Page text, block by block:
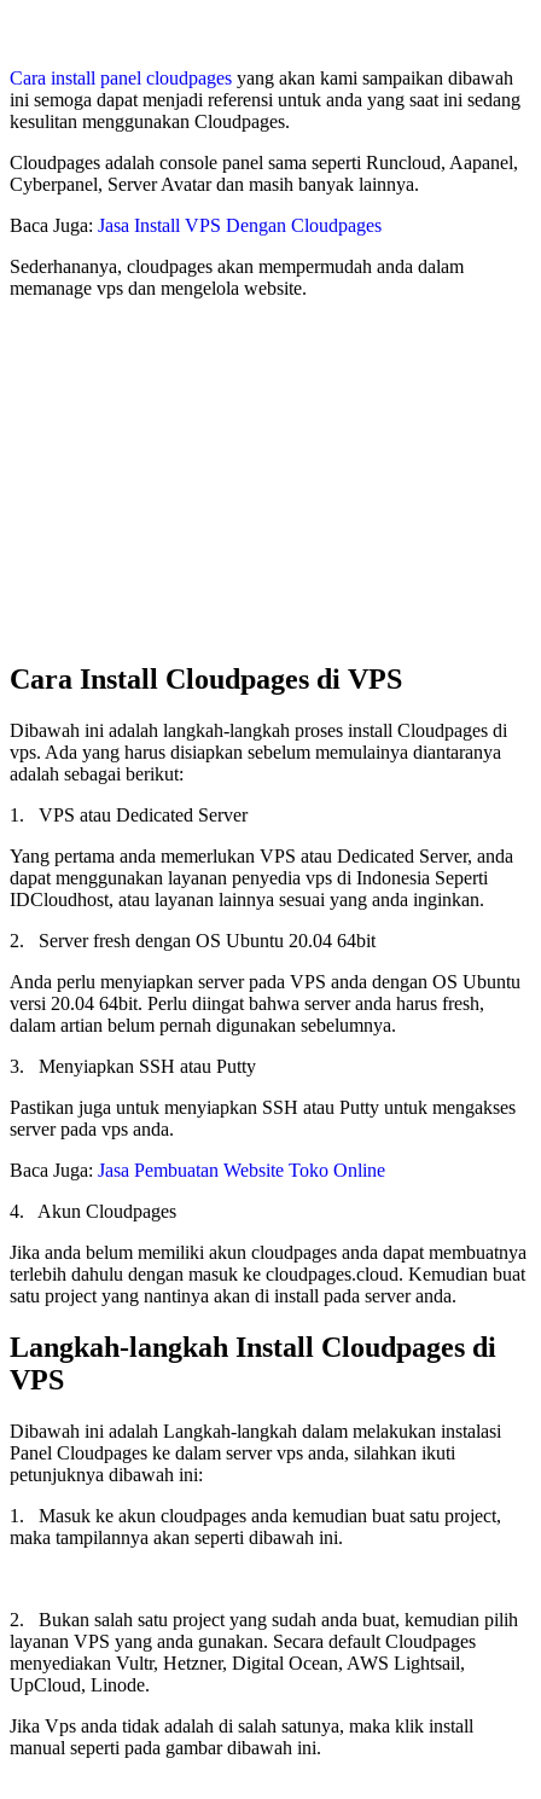
Cara install panel cloudpages yang akan kami sampaikan dibawah
ini semoga dapat menjadi referensi untuk anda yang saat ini sedang
kesulitan menggunakan Cloudpages.
Cloudpages adalah console panel sama seperti Runcloud, Aapanel,
Cyberpanel, Server Avatar dan masih banyak lainnya.
Baca Juga: Jasa Install VPS Dengan Cloudpages
Sederhananya, cloudpages akan mempermudah anda dalam
memanage vps dan mengelola website.
Cara Install Cloudpages di VPS
Dibawah ini adalah langkah-langkah proses install Cloudpages di
vps. Ada yang harus disiapkan sebelum memulainya diantaranya
adalah sebagai berikut:
1. VPS atau Dedicated Server
Yang pertama anda memerlukan VPS atau Dedicated Server, anda
dapat menggunakan layanan penyedia vps di Indonesia Seperti
IDCloudhost, atau layanan lainnya sesuai yang anda inginkan.
2. Server fresh dengan OS Ubuntu 20.04 64bit
Anda perlu menyiapkan server pada VPS anda dengan OS Ubuntu
versi 20.04 64bit. Perlu diingat bahwa server anda harus fresh,
dalam artian belum pernah digunakan sebelumnya.
3. Menyiapkan SSH atau Putty
Pastikan juga untuk menyiapkan SSH atau Putty untuk mengakses
server pada vps anda.
Baca Juga: Jasa Pembuatan Website Toko Online
4. Akun Cloudpages
Jika anda belum memiliki akun cloudpages anda dapat membuatnya
terlebih dahulu dengan masuk ke cloudpages.cloud. Kemudian buat
satu project yang nantinya akan di install pada server anda.
Langkah-langkah Install Cloudpages di
VPS
Dibawah ini adalah Langkah-langkah dalam melakukan instalasi
Panel Cloudpages ke dalam server vps anda, silahkan ikuti
petunjuknya dibawah ini:
1. Masuk ke akun cloudpages anda kemudian buat satu project,
maka tampilannya akan seperti dibawah ini.
2. Bukan salah satu project yang sudah anda buat, kemudian pilih
layanan VPS yang anda gunakan. Secara default Cloudpages
menyediakan Vultr, Hetzner, Digital Ocean, AWS Lightsail,
UpCloud, Linode.
Jika Vps anda tidak adalah di salah satunya, maka klik install
manual seperti pada gambar dibawah ini.